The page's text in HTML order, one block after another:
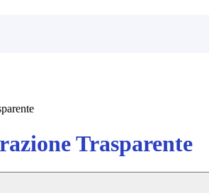
Trasparente